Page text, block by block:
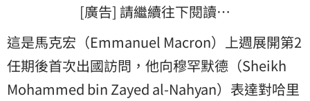
[廣告] 請繼續往下閱讀…
這是馬克宏（Emmanuel Macron）上週展開第2
任期後首次出國訪問，他向穆罕默德（Sheikh
Mohammed bin Zayed al-Nahyan）表達對哈里